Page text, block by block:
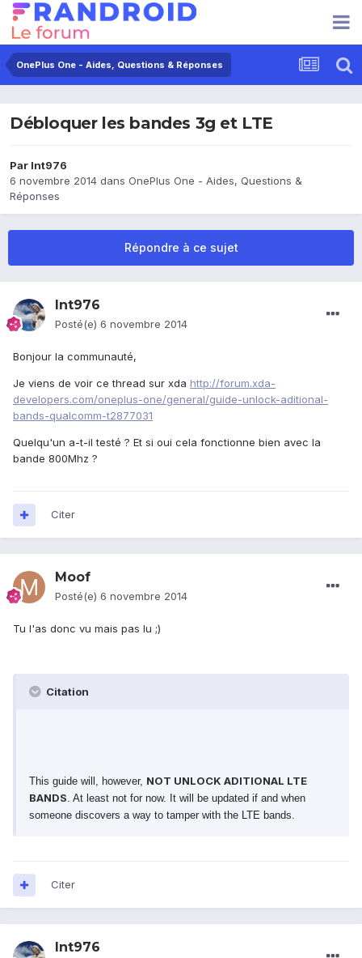
OnePlus One - Aides, Questions & Réponses
Débloquer les bandes 3g et LTE
Par lnt976
6 novembre 2014 dans OnePlus One - Aides, Questions &
Réponses
Répondre à ce sujet
lnt976
Posté(e) 6 novembre 2014
Bonjour la communauté,
Je viens de voir ce thread sur xda http://forum.xda-
developers.com/oneplus-one/general/guide-unlock-aditional-
bands-qualcomm-t2877031
Quelqu'un a-t-il testé ? Et si oui cela fonctionne bien avec la
bande 800Mhz ?
Citer
Moof
Posté(e) 6 novembre 2014
Tu l'as donc vu mais pas lu ;)
Citation
This guide will, however, NOT UNLOCK ADITIONAL LTE
BANDS. At least not for now. It will be updated if and when
someone discovers a way to tamper with the LTE bands.
Citer
lnt976